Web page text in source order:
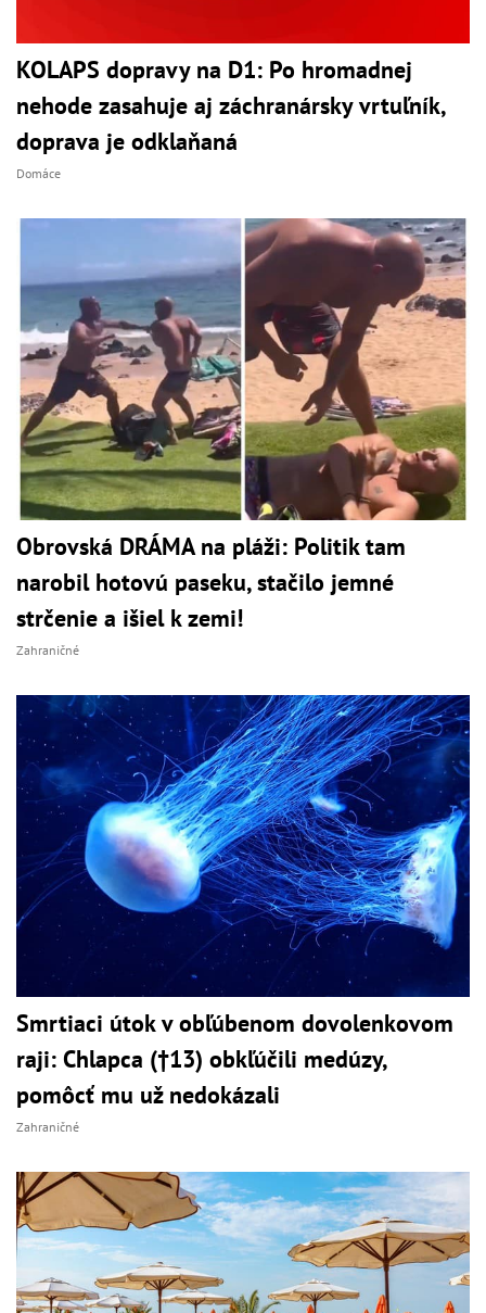
KOLAPS dopravy na D1: Po hromadnej
nehode zasahuje aj záchranársky vrtuľník,
doprava je odklaňaná
Domáce
Obrovská DRÁMA na pláži: Politik tam
narobil hotovú paseku, stačilo jemné
strčenie a išiel k zemi!
Zahraničné
Smrtiaci útok v obľúbenom dovolenkovom
raji: Chlapca (†13) obkľúčili medúzy,
pomôcť mu už nedokázali
Zahraničné